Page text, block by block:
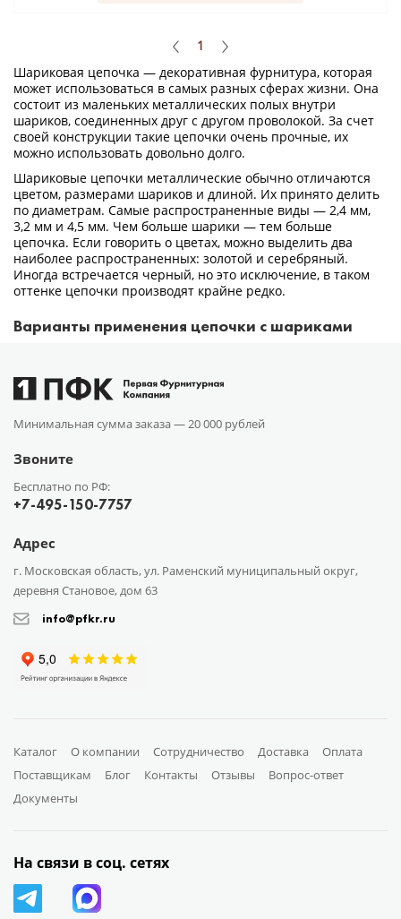
1
Шариковая цепочка — декоративная фурнитура, которая
может использоваться в самых разных сферах жизни. Она
состоит из маленьких металлических полых внутри
шариков, соединенных друг с другом проволокой. За счет
своей конструкции такие цепочки очень прочные, их
можно использовать довольно долго.
Шариковые цепочки металлические обычно отличаются
цветом, размерами шариков и длиной. Их принято делить
по диаметрам. Самые распространенные виды — 2,4 мм,
3,2 мм и 4,5 мм. Чем больше шарики — тем больше
цепочка. Если говорить о цветах, можно выделить два
наиболее распространенных: золотой и серебряный.
Иногда встречается черный, но это исключение, в таком
оттенке цепочки производят крайне редко.
Варианты применения цепочки с шариками
Минимальная сумма заказа —20 000 рублей
Звоните
Бесплатно по РФ:
+7-495-150-7757
Адрес
г. Московская область, ул. Раменский муниципальный округ,
деревня Становое, дом 63
info@pfkr.ru
Каталог О компании Сотрудничество Доставка
Оплата
Поставщикам
Блог Контакты Отзывы
Вопрос-ответ
Документы
На связи в соц. сетях